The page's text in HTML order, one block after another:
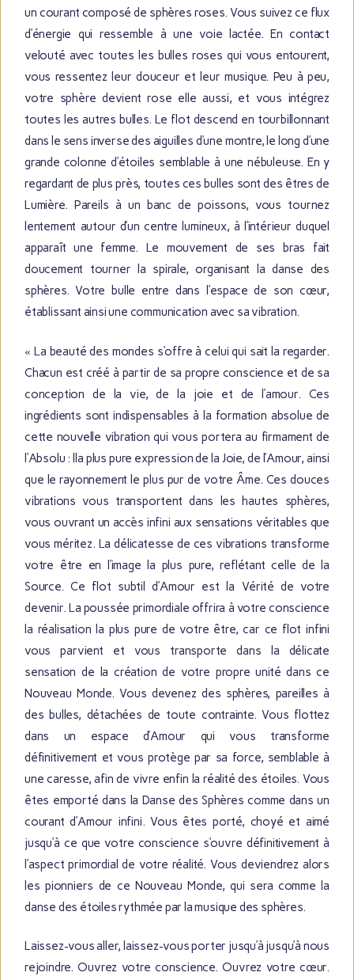
un courant composé de sphères roses. Vous suivez ce flux
d’énergie qui ressemble à une voie lactée. En contact
velouté avec toutes les bulles roses qui vous entourent,
vous ressentez leur douceur et leur musique. Peu à peu,
votre sphère devient rose elle aussi, et vous intégrez
toutes les autres bulles. Le flot descend en tourbillonnant
dans le sens inverse des aiguilles d’une montre, le long d’une
grande colonne d’étoiles semblable à une nébuleuse. En y
regardant de plus près, toutes ces bulles sont des êtres de
Lumière. Pareils à un banc de poissons, vous tournez
lentement autour d’un centre lumineux, à l’intérieur duquel
apparaît une femme. Le mouvement de ses bras fait
doucement tourner la spirale, organisant la danse des
sphères. Votre bulle entre dans l’espace de son cœur,
établissant ainsi une communication avec sa vibration.
« La beauté des mondes s’offre à celui qui sait la regarder.
Chacun est créé à partir de sa propre conscience et de sa
conception de la vie, de la joie et de l’amour. Ces
ingrédients sont indispensables à la formation absolue de
cette nouvelle vibration qui vous portera au firmament de
l’Absolu : lla plus pure expression de la Joie, de l’Amour, ainsi
que le rayonnement le plus pur de votre Âme. Ces douces
vibrations vous transportent dans les hautes sphères,
vous ouvrant un accès infini aux sensations véritables que
vous méritez. La délicatesse de ces vibrations transforme
votre être en l’image la plus pure, reflétant celle de la
Source. Ce flot subtil d’Amour est la Vérité de votre
devenir. La poussée primordiale offrira à votre conscience
la réalisation la plus pure de votre être, car ce flot infini
vous parvient et vous transporte dans la délicate
sensation de la création de votre propre unité dans ce
Nouveau Monde. Vous devenez des sphères, pareilles à
des bulles, détachées de toute contrainte. Vous flottez
dans un espace d’Amour qui vous transforme
définitivement et vous protège par sa force, semblable à
une caresse, afin de vivre enfin la réalité des étoiles. Vous
êtes emporté dans la Danse des Sphères comme dans un
courant d’Amour infini. Vous êtes porté, choyé et aimé
jusqu’à ce que votre conscience s’ouvre définitivement à
l’aspect primordial de votre réalité. Vous deviendrez alors
les pionniers de ce Nouveau Monde, qui sera comme la
danse des étoiles rythmée par la musique des sphères.
Laissez-vous aller, laissez-vous porter jusqu’à jusqu’à nous
rejoindre. Ouvrez votre conscience. Ouvrez votre cœur.